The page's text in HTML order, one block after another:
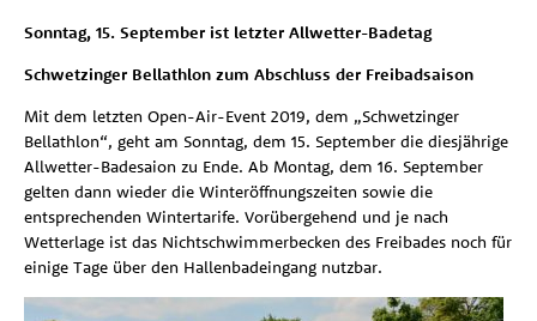
Sonntag, 15. September ist letzter Allwetter-Badetag
Schwetzinger Bellathlon zum Abschluss der Freibadsaison
Mit dem letzten Open-Air-Event 2019, dem „Schwetzinger
Bellathlon“, geht am Sonntag, dem 15. September die diesjährige
Allwetter-Badesaion zu Ende. Ab Montag, dem 16. September
gelten dann wieder die Winteröffnungszeiten sowie die
entsprechenden Wintertarife. Vorübergehend und je nach
Wetterlage ist das Nichtschwimmerbecken des Freibades noch für
einige Tage über den Hallenbadeingang nutzbar.